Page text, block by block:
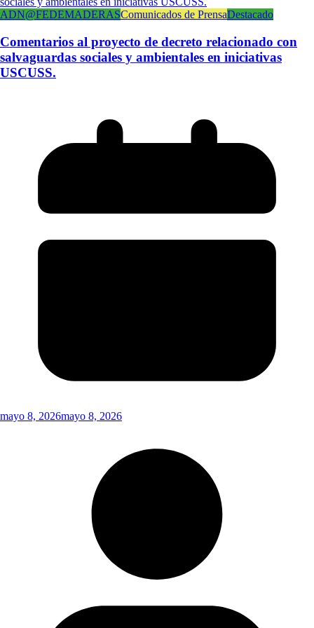
ADN@FEDEMADERASComunicados de PrensaDestacado
Comentarios al proyecto de decreto relacionado con
salvaguardas sociales y ambientales en iniciativas
USCUSS.
mayo 8, 2026mayo 8, 2026